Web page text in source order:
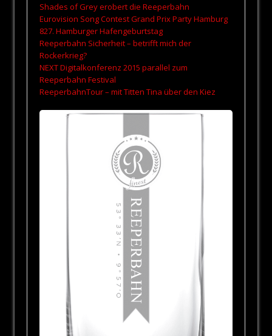
Shades of Grey erobert die Reeperbahn
Eurovision Song Contest Grand Prix Party Hamburg
827. Hamburger Hafengeburtstag
Reeperbahn Sicherheit – betrifft mich der
Rockerkrieg?
NEXT Digitalkonferenz 2015 parallel zum
Reeperbahn Festival
ReeperbahnTour – mit Titten Tina über den Kiez